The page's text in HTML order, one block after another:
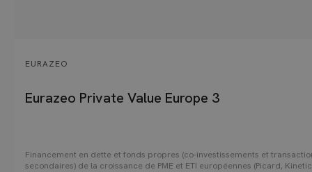
EURAZEO
Eurazeo Private Value Europe 3
Financement en dette et fonds propres (co-investissements et
secondaires) de la croissance de PME et ETI européennes (Picard,